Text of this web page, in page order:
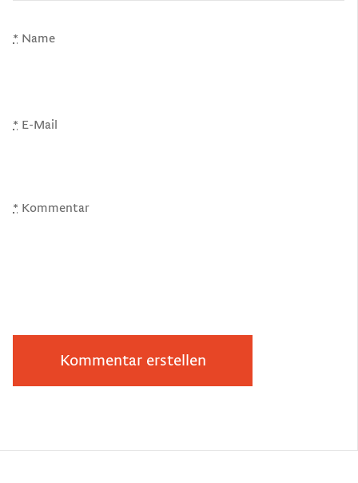
* Name
* E-Mail
* Kommentar